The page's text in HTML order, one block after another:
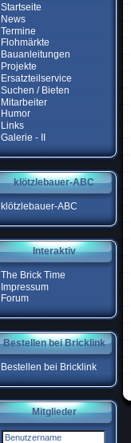
Startseite
News
Termine
Flohmärkte
Bauanleitungen
Projekte
Ersatzteilservice
Suchen / Bieten
Mitarbeiter
Humor
Links
Galerie - II
klötzlebauer-ABC
klötzlebauer-ABC
Interaktiv
The Brick Time
Impressum
Forum
Bestellen bei Bricklink
Bestellen bei Bricklink
Mitglieder